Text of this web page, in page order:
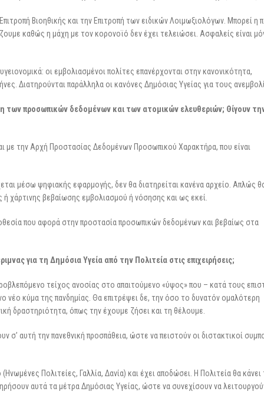
Βιοηθικής και την Επιτροπή των ειδικών Λοιμωξιολόγων. Μπορεί η
καθώς η μάχη με τον κορονοϊό δεν έχει τελειώσει. Ασφαλείς είναι
οι εμβολιασμένοι πολίτες επανέρχονται στην κανονικότητα,
Διατηρούνται παράλληλα οι κανόνες Δημόσιας Υγείας για τους
προσωπικών δεδομένων και των ατομικών ελευθεριών; Θίγουν
με την Αρχή Προστασίας Δεδομένων Προσωπικού Χαρακτήρα, που είναι
μέσω ψηφιακής εφαρμογής, δεν θα διατηρείται κανένα αρχείο. Απλώς
χάρτινης βεβαίωσης εμβολιασμού ή νόσησης και ως εκεί.
που αφορά στην προστασία προσωπικών δεδομένων και βεβαίως στα
για τη Δημόσια Υγεία από την Πολιτεία στις επιχειρήσεις;
τείχος ανοσίας στο απαιτούμενο «ύψος» που – κατά τους
νέο κύμα της πανδημίας. Θα επιτρέψει δε, την όσο το δυνατόν ομαλότερη
δραστηριότητα, όπως την έχουμε ζήσει και τη θέλουμε.
σ’ αυτή την πανεθνική προσπάθεια, ώστε να πειστούν οι διστακτικοί
Πολιτείες, Γαλλία, Δανία) και έχει αποδώσει. Η Πολιτεία θα κάνει
αυτά τα μέτρα Δημόσιας Υγείας, ώστε να συνεχίσουν να